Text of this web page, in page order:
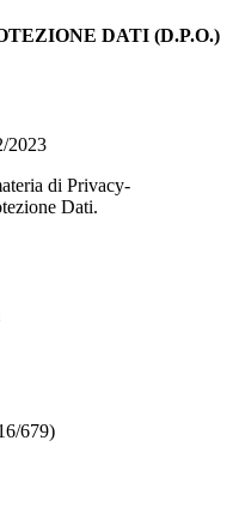
DATI (D.P.O.)
2023
di Privacy-
Dati.
679)